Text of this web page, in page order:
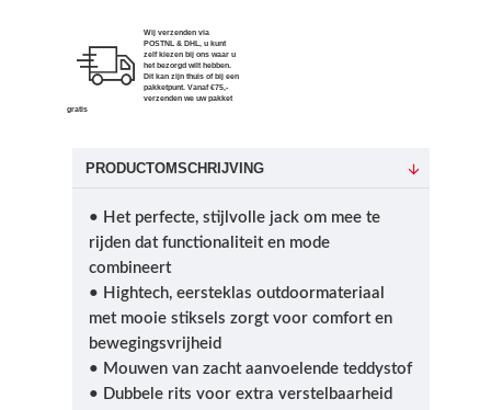
Wij verzenden via
POSTNL & DHL, u kunt
zelf kiezen bij ons waar u
het bezorgd wilt hebben.
Dit kan zijn thuis of bij een
pakketpunt. Vanaf €75,-
verzenden we uw pakket
gratis
PRODUCTOMSCHRIJVING
• Het perfecte, stijlvolle jack om mee te
rijden dat functionaliteit en mode
combineert
• Hightech, eersteklas outdoormateriaal
met mooie stiksels zorgt voor comfort en
bewegingsvrijheid
• Mouwen van zacht aanvoelende teddystof
• Dubbele rits voor extra verstelbaarheid